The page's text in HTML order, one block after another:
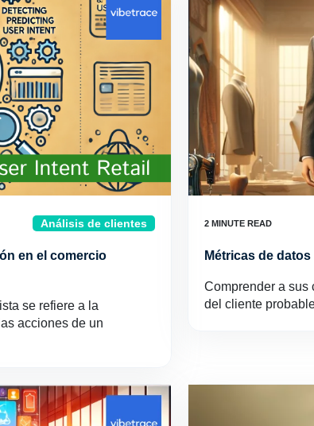
Análisis de clientes
en el comercio
se refiere a la
acciones de un
Métricas de
Comprender a sus
del cliente